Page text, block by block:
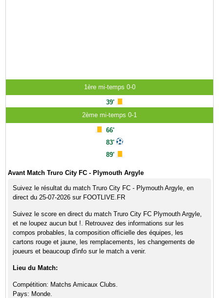
1ère mi-temps 0-0
39'
2ème mi-temps 0-1
66'
83'
89'
Avant Match Truro City FC - Plymouth Argyle
Suivez le résultat du match Truro City FC - Plymouth Argyle, en
direct du 25-07-2026 sur FOOTLIVE.FR
Suivez le score en direct du match Truro City FC Plymouth Argyle,
et ne loupez aucun but !. Retrouvez des informations sur les
compos probables, la composition officielle des équipes, les
cartons rouge et jaune, les remplacements, les changements de
joueurs et beaucoup d'info sur le match a venir.
Lieu du Match:
Compétition: Matchs Amicaux Clubs.
Pays: Monde.